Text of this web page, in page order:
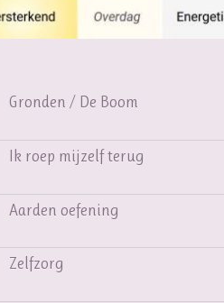
Gronden / De Boom
Ik roep mijzelf terug
Aarden oefening
Zelfzorg